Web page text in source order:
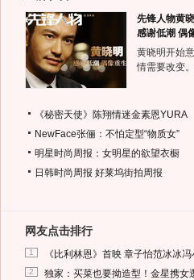
先锋人物黄
感谢低潮 偶
黄晓明开始
情需要改变
《秘密天使》陈翔情迷金素恩YURA
NewFace张俪：不怕定型“物质女”
明星时尚周报：女明星的欲望衣橱
日韩时尚周报 好莱坞街拍周报
网友点击排行
1 《比利林恩》首映 章子怡范冰冰
2 独家：买菜也要拗造型！金星携女